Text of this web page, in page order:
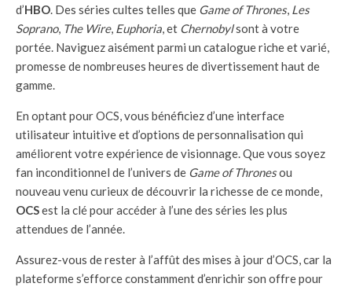
d’HBO. Des séries cultes telles que Game of Thrones, Les
Soprano, The Wire, Euphoria, et Chernobylsont à votre
portée. Naviguez aisément parmi un catalogue riche et varié,
promesse de nombreuses heures de divertissement haut de
gamme.
En optant pour OCS, vous bénéficiez d’une interface
utilisateur intuitive et d’options de personnalisation qui
améliorent votre expérience de visionnage. Que vous soyez
fan inconditionnel de l’univers de Game of Thronesou
nouveau venu curieux de découvrir la richesse de ce monde,
OCSest la clé pour accéder à l’une des séries les plus
attendues de l’année.
Assurez-vous de rester à l’affût des mises à jour d’OCS, car la
plateforme s’efforce constamment d’enrichir son offre pour